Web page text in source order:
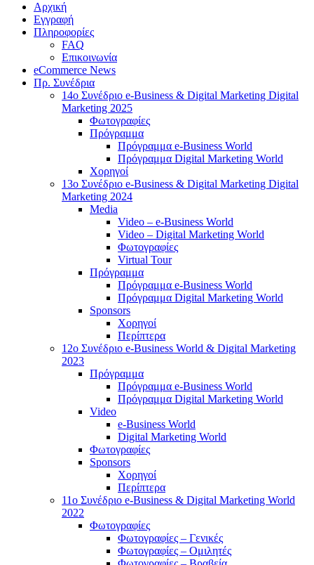
Αρχική
Εγγραφή
Πληροφορίες
FAQ
Επικοινωνία
eCommerce News
Πρ. Συνέδρια
14o Συνέδριο e-Business & Digital Marketing Digital
Marketing 2025
Φωτογραφίες
Πρόγραμμα
Πρόγραμμα e-Business World
Πρόγραμμα Digital Marketing World
Χορηγοί
13o Συνέδριο e-Business & Digital Marketing Digital
Marketing 2024
Media
Video – e-Business World
Video – Digital Marketing World
Φωτογραφίες
Virtual Tour
Πρόγραμμα
Πρόγραμμα e-Business World
Πρόγραμμα Digital Marketing World
Sponsors
Χορηγοί
Περίπτερα
12o Συνέδριο e-Business World & Digital Marketing
2023
Πρόγραμμα
Πρόγραμμα e-Business World
Πρόγραμμα Digital Marketing World
Video
e-Business World
Digital Marketing World
Φωτογραφίες
Sponsors
Χορηγοί
Περίπτερα
11ο Συνέδριο e-Business & Digital Marketing World
2022
Φωτογραφίες
Φωτογραφίες – Γενικές
Φωτογραφίες – Ομιλητές